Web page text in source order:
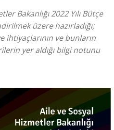
Bakanlığı 2022 Yılı Bütçe
üzere hazırladığı;
ihtiyaçlarının ve bunların
yer aldığı bilgi notunu